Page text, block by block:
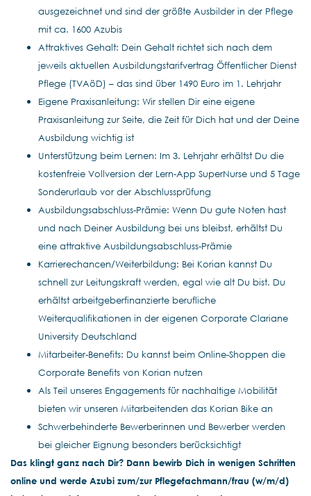
ausgezeichnet und sind der größte Ausbilder in der Pflege
mit ca. 1600 Azubis
Attraktives Gehalt: Dein Gehalt richtet sich nach dem
jeweils aktuellen Ausbildungstarifvertrag Öffentlicher Dienst
Pflege (TVAöD) – das sind über 1490 Euro im 1. Lehrjahr
Eigene Praxisanleitung: Wir stellen Dir eine eigene
Praxisanleitung zur Seite, die Zeit für Dich hat und der Deine
Ausbildung wichtig ist
Unterstützung beim Lernen: Im 3. Lehrjahr erhältst Du die
kostenfreie Vollversion der Lern-App SuperNurse und 5 Tage
Sonderurlaub vor der Abschlussprüfung
Ausbildungsabschluss-Prämie: Wenn Du gute Noten hast
und nach Deiner Ausbildung bei uns bleibst, erhältst Du
eine attraktive Ausbildungsabschluss-Prämie
Karrierechancen/Weiterbildung: Bei Korian kannst Du
schnell zur Leitungskraft werden, egal wie alt Du bist. Du
erhältst arbeitgeberfinanzierte berufliche
Weiterqualifikationen in der eigenen Corporate Clariane
University Deutschland
Mitarbeiter-Benefits: Du kannst beim Online-Shoppen die
Corporate Benefits von Korian nutzen
Als Teil unseres Engagements für nachhaltige Mobilität
bieten wir unseren Mitarbeitenden das Korian Bike an
Schwerbehinderte Bewerberinnen und Bewerber werden
bei gleicher Eignung besonders berücksichtigt
Das klingt ganz nach Dir? Dann bewirb Dich in wenigen Schritten
online und werde Azubi zum/zur Pflegefachmann/frau (w/m/d)